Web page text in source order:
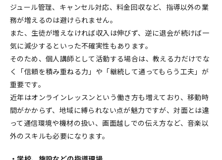
ジュール管理、キャンセル対応、料金回収など、指導以外の業
務が増えるのは避けられません。
また、生徒が増えなければ収入は伸びず、逆に退会が続けば一
気に減少するといった不確実性もあります。
そのため、個人講師として活動する場合は、教える力だけでな
く「信頼を積み重ねる力」や「継続して通ってもらう工夫」が
重要です。
近年はオンラインレッスンという働き方も増えており、移動時
間がかからず、地域に縛られない点が魅力ですが、対面とは違
って通信環境や機材の扱い、画面越しでの伝え方など、音楽以
外のスキルも必要になります。